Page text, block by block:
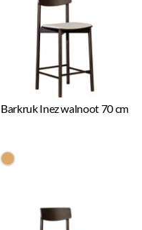
Barkruk Inez walnoot 70 cm
#dca96a